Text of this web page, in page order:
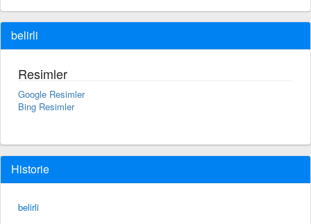
belirli
Resimler
Google Resimler
Bing Resimler
Historie
belirli